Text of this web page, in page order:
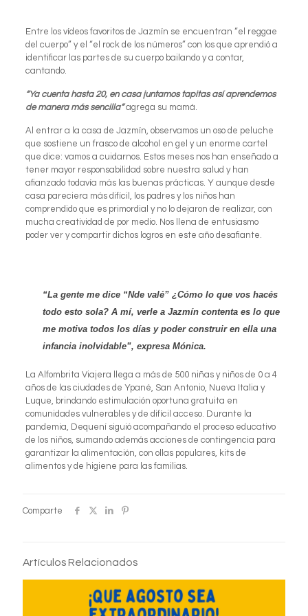
Entre los vídeos favoritos de Jazmín se encuentran “el reggae
del cuerpo” y el “el rock de los números” con los que aprendió a
identificar las partes de su cuerpo bailando y a contar,
cantando.
“Ya cuenta hasta 20, en casa juntamos tapitas así aprendemos
de manera más sencilla”agrega su mamá.
Al entrar a la casa de Jazmín, observamos un oso de peluche
que sostiene un frasco de alcohol en gel y un enorme cartel
que dice: vamos a cuidarnos. Estos meses nos han enseñado a
tener mayor responsabilidad sobre nuestra salud y han
afianzado todavía más las buenas prácticas. Y aunque desde
casa pareciera más difícil, los padres y los niños han
comprendido que es primordial y no lo dejaron de realizar, con
mucha creatividad de por medio. Nos llena de entusiasmo
poder ver y compartir dichos logros en este año desafiante.
“La gente me dice “Nde valé” ¿Cómo lo que vos hacés
todo esto sola? A mí, verle a Jazmín contenta es lo que
me motiva todos los días y poder construir en ella una
infancia inolvidable”, expresa Mónica.
La Alfombrita Viajera llega a más de 500 niñas y niños de 0 a 4
años de las ciudades de Ypané, San Antonio, Nueva Italia y
Luque, brindando estimulación oportuna gratuita en
comunidades vulnerables y de difícil acceso. Durante la
pandemia, Dequení siguió acompañando el proceso educativo
de los niños, sumando además acciones de contingencia para
garantizar la alimentación, con ollas populares, kits de
alimentos y de higiene para las familias.
Comparte
Artículos Relacionados